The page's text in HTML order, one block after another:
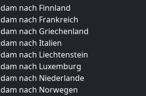
nach Finnland
nach Frankreich
nach Griechenland
nach Italien
nach Liechtenstein
nach Luxemburg
nach Niederlande
nach Norwegen